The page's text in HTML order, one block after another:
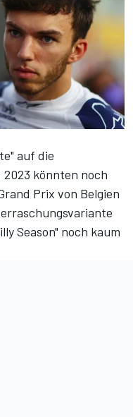
auf die
2023 könnten noch
Prix von Belgien
Season" noch kaum